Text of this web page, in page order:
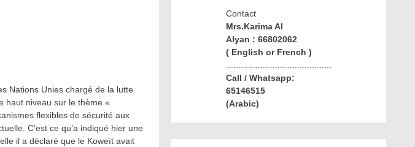
Nations Unies chargé de la lutte
haut niveau sur le thème «
flexibles de sécurité aux
C’est ce qu’a indiqué hier une
il a déclaré que le Koweït avait
Contact
Mrs.Karima Al
Alyan : 66802062
( English or French )
...........................................
Call / Whatsapp:
65146515
(Arabic)